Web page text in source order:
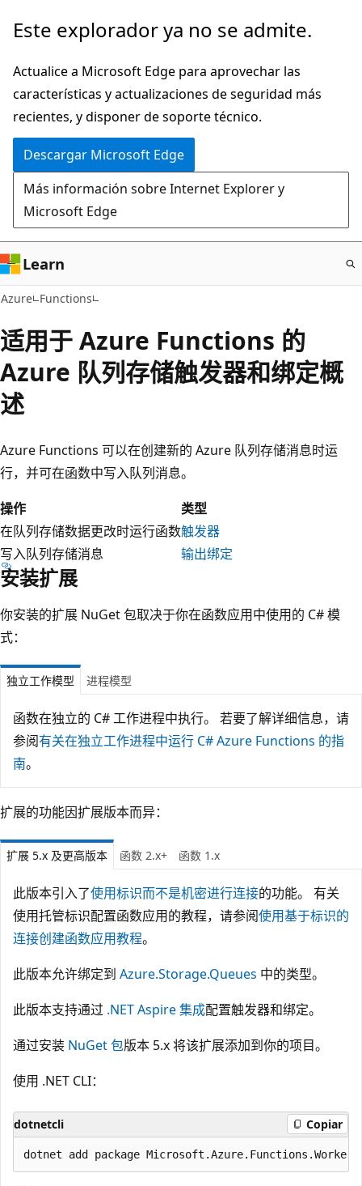
Ir
contenido
principal
Este explorador ya no se admite.
Actualice a Microsoft Edge para aprovechar las
características y actualizaciones de seguridad más
recientes, y disponer de soporte técnico.
Descargar Microsoft Edge
Más información sobre Internet Explorer y
Microsoft Edge
Learn
Azure Functions
适用于 Azure Functions 的
Azure 队列存储触发器和绑定概
述
Azure Functions 可以在创建新的 Azure 队列存储消息时运
行，并可在函数中写入队列消息。
操作
类型
在队列存储数据更改时运行函数触发器
写入队列存储消息
输出绑定
安装扩展
你安装的扩展 NuGet 包取决于你在函数应用中使用的 C# 模
式：
独立工作模型 进程模型
函数在独立的 C# 工作进程中执行。 若要了解详细信息，请
参阅有关在独立工作进程中运行 C# Azure Functions 的指
南。
扩展的功能因扩展版本而异：
扩展 5.x 及更高版本 函数 2.x+ 函数 1.x
此版本引入了使用标识而不是机密进行连接的功能。 有关
使用托管标识配置函数应用的教程，请参阅使用基于标识的
连接创建函数应用教程。
此版本允许绑定到 Azure.Storage.Queues 中的类型。
此版本支持通过 .NET Aspire 集成配置触发器和绑定。
通过安装 NuGet 包版本 5.x 将该扩展添加到你的项目。
使用 .NET CLI：
dotnetcli Copiar